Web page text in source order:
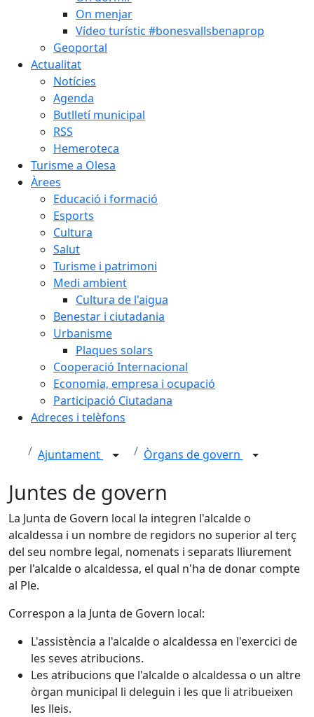
On menjar
Vídeo turístic #bonesvallsbenaprop
Geoportal
Actualitat
Notícies
Agenda
Butlletí municipal
RSS
Hemeroteca
Turisme a Olesa
Àrees
Educació i formació
Esports
Cultura
Salut
Turisme i patrimoni
Medi ambient
Cultura de l'aigua
Benestar i ciutadania
Urbanisme
Plaques solars
Cooperació Internacional
Economia, empresa i ocupació
Participació Ciutadana
Adreces i telèfons
Ajuntament Òrgans de govern
Juntes de govern
La Junta de Govern local la integren l'alcalde o
alcaldessa i un nombre de regidors no superior al terç
del seu nombre legal, nomenats i separats lliurement
per l'alcalde o alcaldessa, el qual n'ha de donar compte
al Ple.
Correspon a la Junta de Govern local:
L'assistència a l'alcalde o alcaldessa en l'exercici de
les seves atribucions.
Les atribucions que l'alcalde o alcaldessa o un altre
òrgan municipal li deleguin i les que li atribueixen
les lleis.